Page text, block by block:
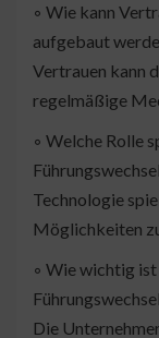
◦ Wie kann
aufgebaut
Vertrauen kann
regelmäßige
◦ Welche Rolle
Technologie
Möglichkeiten
◦ Wie wichtig
Die